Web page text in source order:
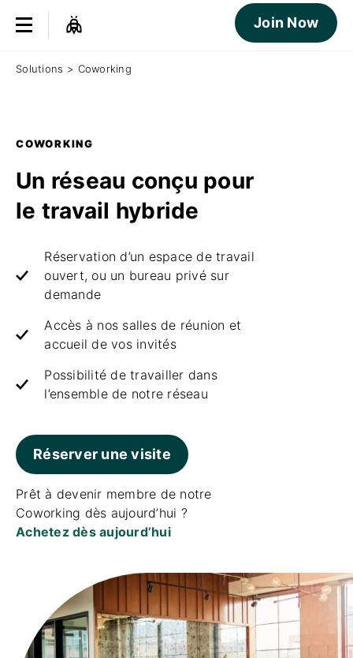
Join Now
Solutions > Coworking
COWORKING
Un réseau conçu pour
le travail hybride
Réservation d’un espace de travail
ouvert, ou un bureau privé sur
demande
Accès à nos salles de réunion et
accueil de vos invités
Possibilité de travailler dans
l’ensemble de notre réseau
Réserver une visite
Prêt à devenir membre de notre
Coworking dès aujourd’hui ?
Achetez dès aujourd’hui